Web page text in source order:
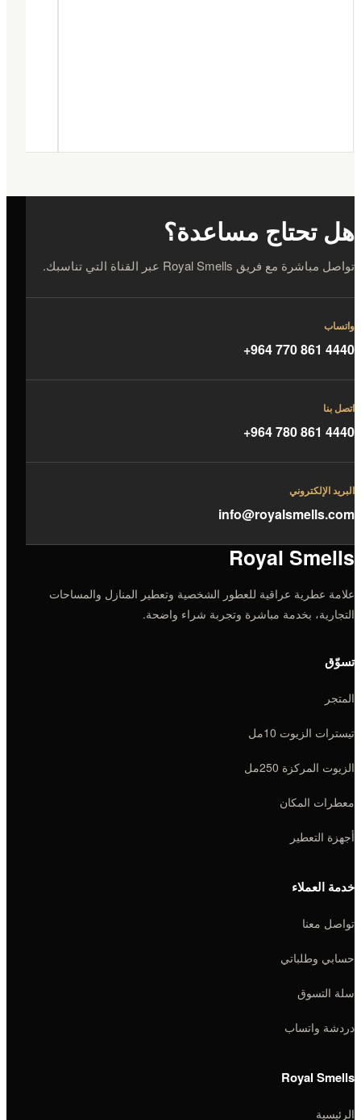
هل تحتاج مساعدة؟
تواصل مباشرة مع فريق Royal Smells عبر القناة التي تناسبك.
واتساب
+964 770 861 4440
اتصل بنا
+964 780 861 4440
البريد الإلكتروني
info@royalsmells.com
Royal Smells
علامة عطرية عراقية للعطور الشخصية وتعطير المنازل والمساحات
التجارية، بخدمة مباشرة وتجربة شراء واضحة.
تسوّق
المتجر
تيسترات الزيوت 10مل
الزيوت المركزة 250مل
معطرات المكان
أجهزة التعطير
خدمة العملاء
تواصل معنا
حسابي وطلباتي
سلة التسوق
دردشة واتساب
Royal Smells
الرئيسية